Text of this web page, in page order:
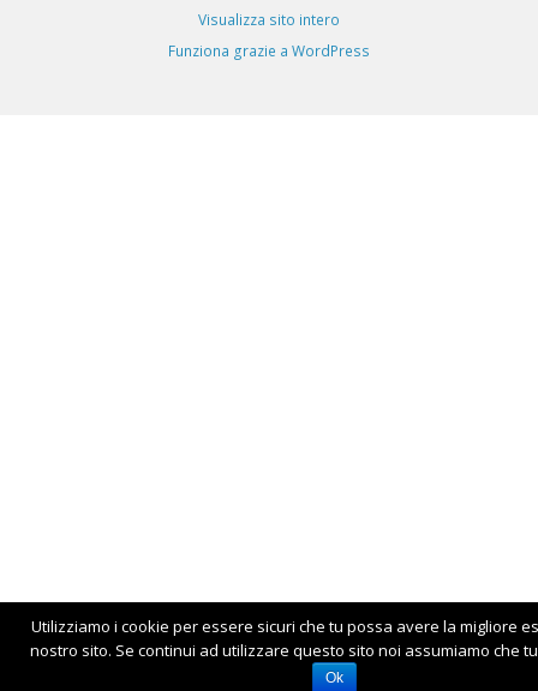
Visualizza sito intero
Funziona grazie a WordPress
Utilizziamo i cookie per essere sicuri che tu possa avere la migliore
nostro sito. Se continui ad utilizzare questo sito noi assumiamo che
Ok